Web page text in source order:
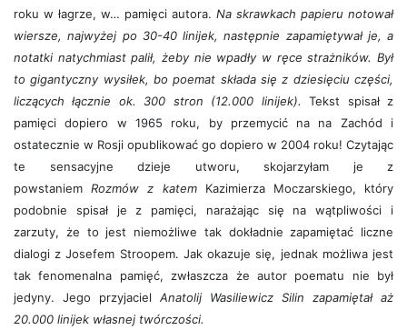
roku w łagrze, w… pamięci autora. Na skrawkach papieru notował
wiersze, najwyżej po 30-40 linijek, następnie zapamiętywał je, a
notatki natychmiast palił, żeby nie wpadły w ręce strażników. Był
to gigantyczny wysiłek, bo poemat składa się z dziesięciu części,
liczących łącznie ok. 300 stron (12.000 linijek).
Tekst spisał z
pamięci dopiero w 1965 roku, by przemycić na na Zachód i
ostatecznie w Rosji opublikować go dopiero w 2004 roku! Czytając
te sensacyjne dzieje utworu, skojarzyłam je z
powstaniemRozmów z katemKazimierza Moczarskiego, który
podobnie spisał je z pamięci, narażając się na wątpliwości i
zarzuty, że to jest niemożliwe tak dokładnie zapamiętać liczne
dialogi z Josefem Stroopem. Jak okazuje się, jednak możliwa jest
tak fenomenalna pamięć, zwłaszcza że autor poematu nie był
jedyny. Jego przyjaciel Anatolij Wasiliewicz Silin zapamiętał aż
20.000 linijek własnej twórczości.